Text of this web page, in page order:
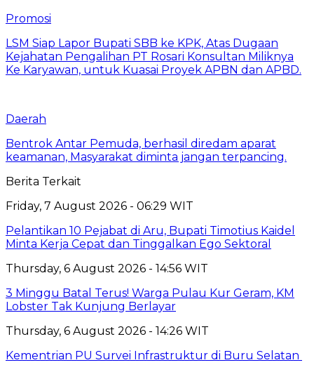
Promosi
LSM Siap Lapor Bupati SBB ke KPK, Atas Dugaan
Kejahatan Pengalihan PT Rosari Konsultan Miliknya
Ke Karyawan, untuk Kuasai Proyek APBN dan APBD.
Daerah
Bentrok Antar Pemuda, berhasil diredam aparat
keamanan, Masyarakat diminta jangan terpancing.
Berita Terkait
Friday, 7 August 2026 - 06:29 WIT
Pelantikan 10 Pejabat di Aru, Bupati Timotius Kaidel
Minta Kerja Cepat dan Tinggalkan Ego Sektoral
Thursday, 6 August 2026 - 14:56 WIT
3 Minggu Batal Terus! Warga Pulau Kur Geram, KM
Lobster Tak Kunjung Berlayar
Thursday, 6 August 2026 - 14:26 WIT
Kementrian PU Survei Infrastruktur di Buru Selatan